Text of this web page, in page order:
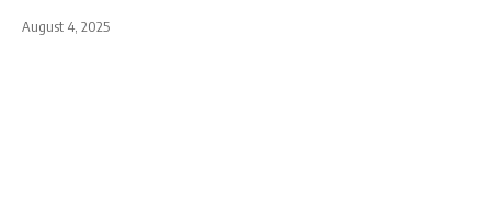
August 4, 2025